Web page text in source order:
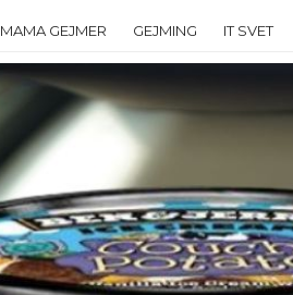
MAMA GEJMER GEJMING IT SVET